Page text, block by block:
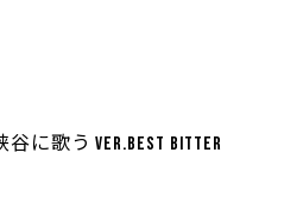
谷に歌う ver.Best Bitter